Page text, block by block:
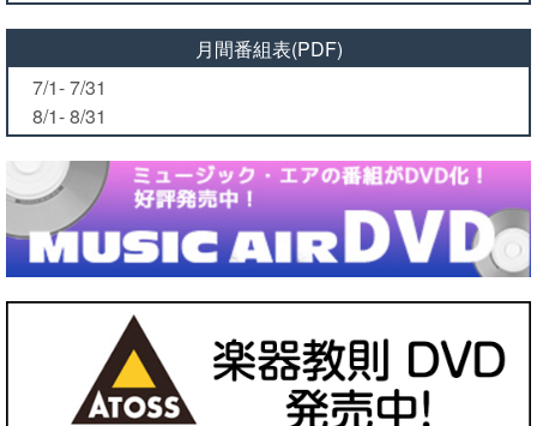
月間番組表(PDF)
7/1- 7/31
8/1- 8/31